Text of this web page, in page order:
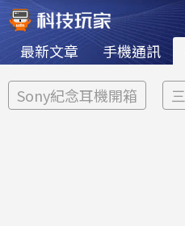
最新文章 手機通訊
Sony紀念耳機開箱